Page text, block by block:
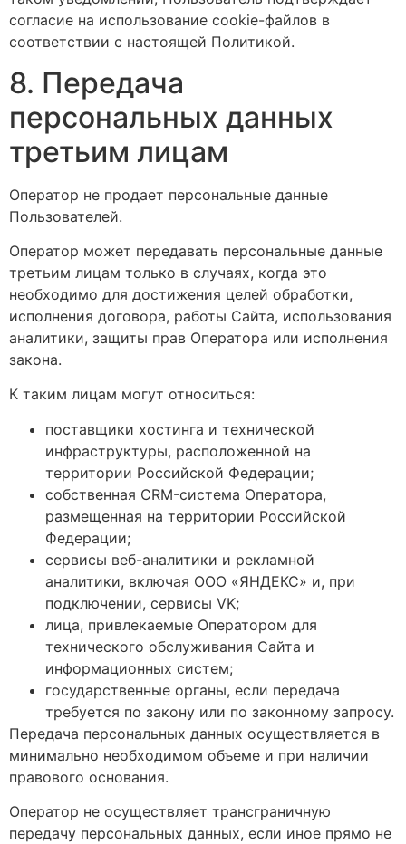
согласие на использование cookie-файлов в
соответствии с настоящей Политикой.
8. Передача
персональных данных
третьим лицам
Оператор не продает персональные данные
Пользователей.
Оператор может передавать персональные данные
третьим лицам только в случаях, когда это
необходимо для достижения целей обработки,
исполнения договора, работы Сайта, использования
аналитики, защиты прав Оператора или исполнения
закона.
К таким лицам могут относиться:
поставщики хостинга и технической
инфраструктуры, расположенной на
территории Российской Федерации;
собственная CRM-система Оператора,
размещенная на территории Российской
Федерации;
сервисы веб-аналитики и рекламной
аналитики, включая ООО «ЯНДЕКС» и, при
подключении, сервисы VK;
лица, привлекаемые Оператором для
технического обслуживания Сайта и
информационных систем;
государственные органы, если передача
требуется по закону или по законному запросу.
Передача персональных данных осуществляется в
минимально необходимом объеме и при наличии
правового основания.
Оператор не осуществляет трансграничную
передачу персональных данных, если иное прямо не